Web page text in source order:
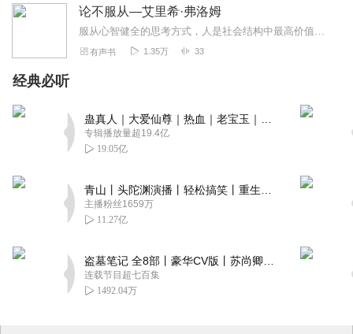
论不服从—艾里希·弗洛姆
服从心智健全的思考方式，人是社会结构中最高价值的，社会的目标是营造各类环境，让每个人充分发展其潜能、理性、爱和创造力，真正实现自由和发挥个性
有声书 1.35万 33
经典必听
专辑播放量超19.4亿
19.05亿
主播粉丝1659万
11.27亿
连载节目超七百集
1492.04万